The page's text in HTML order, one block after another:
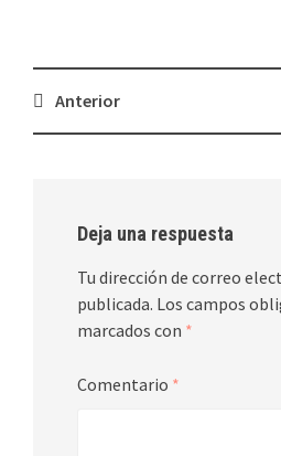
Navegación
de
Anterior
Deja una respuesta
Tu dirección de correo
publicada. Los campos
marcados con *
Comentario *